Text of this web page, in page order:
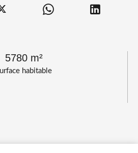
habitable
5780 m²